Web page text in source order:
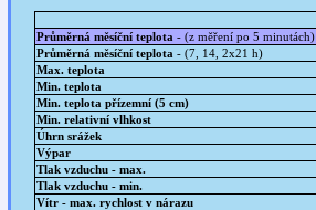
Průměrná měsíční teplota - (z měření po 5 minutách)
Průměrná měsíční teplota - (7, 14, 2x21 h)
Max. teplota
Min. teplota
Min. teplota přízemní (5 cm)
Min. relativní vlhkost
Úhrn srážek
Výpar
Tlak vzduchu - max.
Tlak vzduchu - min.
Vítr - max. rychlost v nárazu